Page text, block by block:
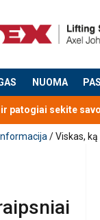
NUOMA
prie jūsų
patogiai sekite
/ Viskas,